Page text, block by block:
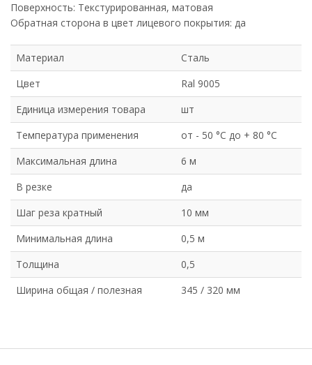
Поверхность: Текстурированная, матовая
Обратная сторона в цвет лицевого покрытия: да
Материал
Сталь
Цвет
Ral 9005
Единица измерения товара
шт
Температура применения
от - 50 °C до + 80 °C
Максимальная длина
6 м
В резке
да
Шаг реза кратный
10 мм
Минимальная длина
0,5 м
Толщина
0,5
Ширина общая / полезная
345 / 320 мм